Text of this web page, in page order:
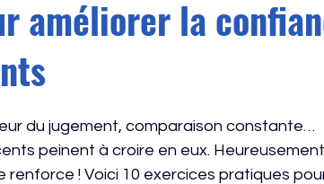
améliorer la
du jugement, comparaison constante…
peinent à croire en eux.
! Voici 10 exercices pratiques